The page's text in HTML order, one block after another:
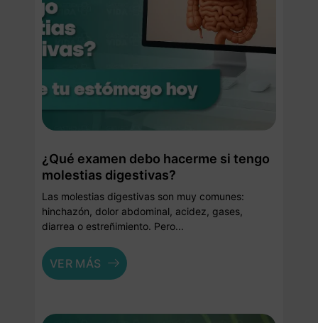
¿Qué examen debo hacerme si tengo
molestias digestivas?
Las molestias digestivas son muy comunes:
hinchazón, dolor abdominal, acidez, gases,
diarrea o estreñimiento. Pero...
VER MÁS